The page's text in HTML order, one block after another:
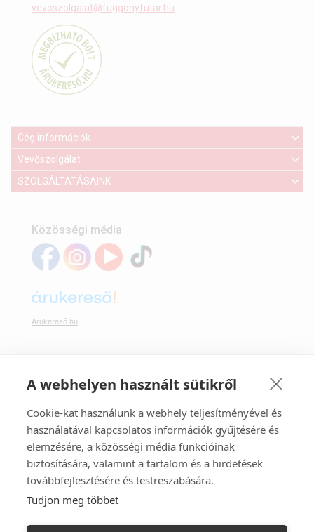
A webhelyen használt sütikről
Cookie-kat használunk a webhely teljesítményével és
használatával kapcsolatos információk gyűjtésére és
elemzésére, a közösségi média funkcióinak
biztosítására, valamint a tartalom és a hirdetések
továbbfejlesztésére és testreszabására.
Tudjon meg többet
vevoszolgalat@fuggonyfutar.hu
Cég információk
Vevőszolgálat
SZOLGÁLTATÁSAINK
Közösségi média
Árukereső.hu
Webáruházunkban bankkártyával is fizethet:
Webáruházunk az Ecommerce Hungary tagja.